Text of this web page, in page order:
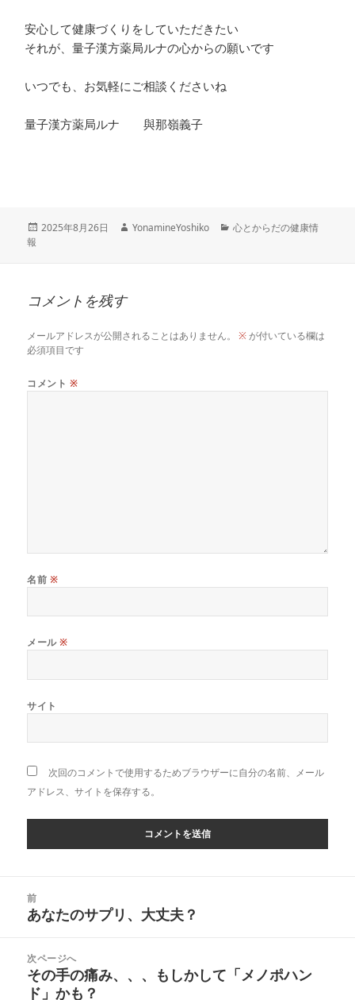
安心して健康づくりをしていただきたい
それが、量子漢方薬局ルナの心からの願いです
いつでも、お気軽にご相談くださいね
量子漢方薬局ルナ 與那嶺義子
投
2025年8月26日
作
YonamineYoshiko
カ
心とからだの健康情
報
コメントを残す
メールアドレスが公開されることはありません。 ※が付いている欄は
必須項目です
コメント ※
名前 ※
メール※
サイト
次回のコメントで使用するためブラウザーに自分の名前、メール
アドレス、サイトを保存する。
前
前
投
稿:
あなたのサプリ、大丈夫？
次ページへ
次
の
その手の痛み、、、もしかして「メノポハン
ド」かも？